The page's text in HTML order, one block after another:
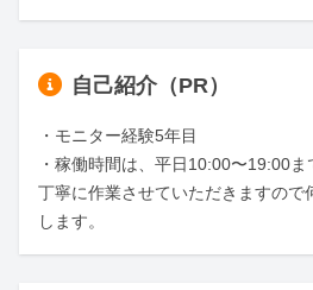
自己紹介（PR）
・モニター経験5年目
・稼働時間は、平日10:00〜19:00ま
丁寧に作業させていただきますので
します。